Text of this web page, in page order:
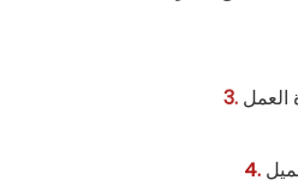
3.
4.